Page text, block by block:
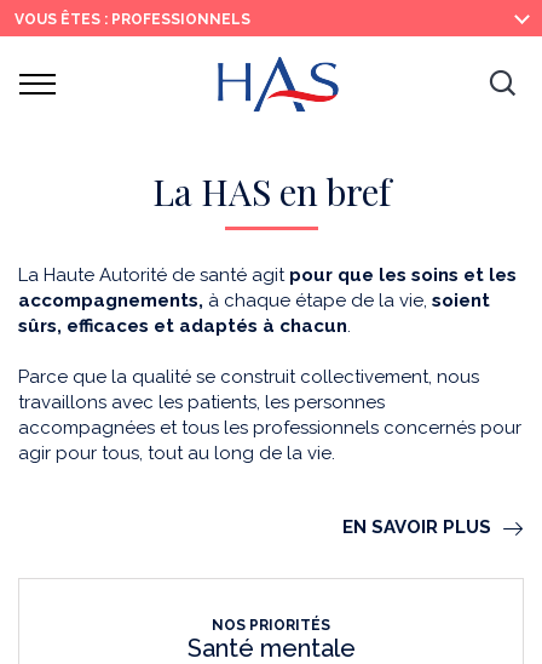
Recherche
Menu
principal
Contenu
principal
VOUS ÊTES : PROFESSIONNELS
Ouvrir
La HAS en bref
La Haute Autorité de santé agit pour que les soins et les
accompagnements, à chaque étape de la vie, soient
sûrs, efficaces et adaptés à chacun.
Parce que la qualité se construit collectivement, nous
travaillons avec les patients, les personnes
accompagnées et tous les professionnels concernés pour
agir pour tous, tout au long de la vie.
EN SAVOIR PLUS
NOS PRIORITÉS
Santé mentale